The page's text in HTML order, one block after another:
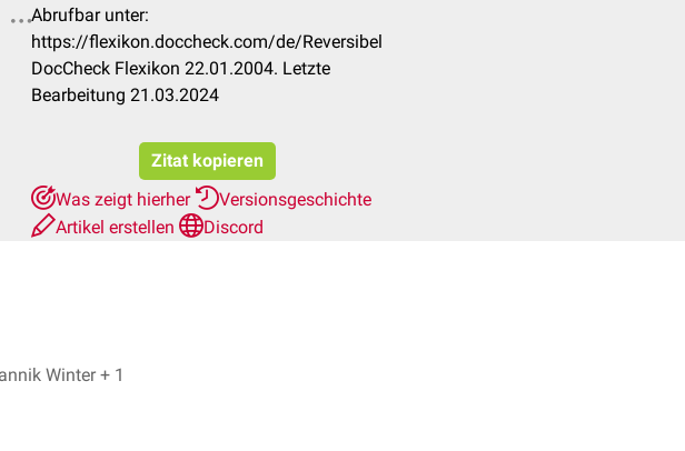
Abrufbar unter:
https://flexikon.doccheck.com/de/Reversibel
DocCheck Flexikon 22.01.2004. Letzte
Bearbeitung 21.03.2024
Zitat kopieren
Was zeigt hierher
Versionsgeschichte
Artikel erstellen
Discord
Dr. No, Dr. med. Jannik Winter + 1